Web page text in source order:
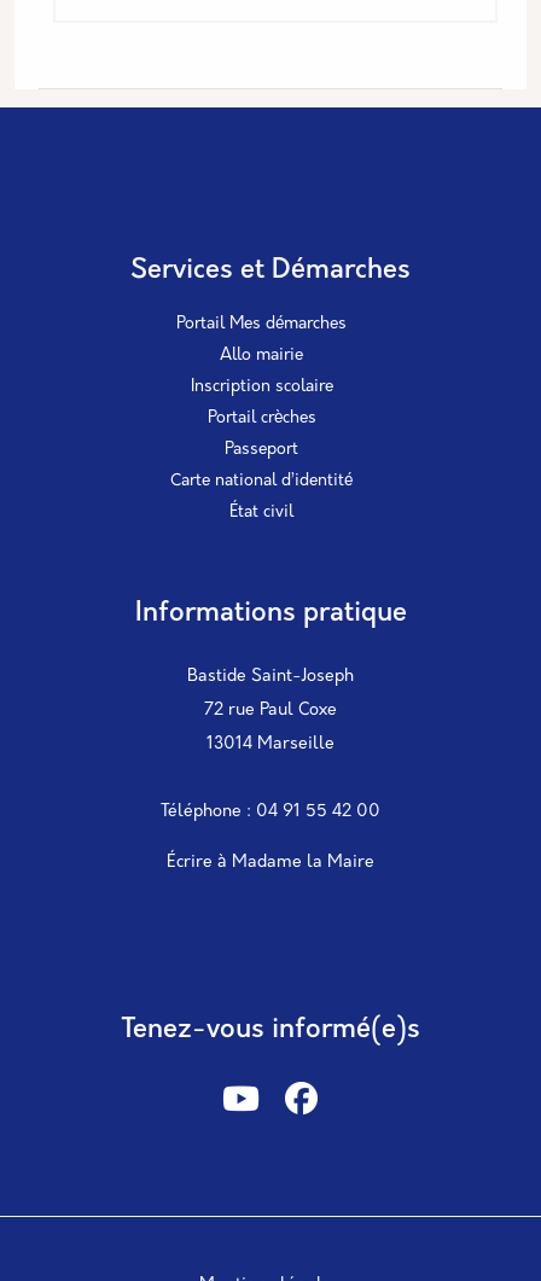
Services et Démarches
Portail Mes démarches
Allo mairie
Inscription scolaire
Portail crèches
Passeport
Carte national d’identité
État civil
Informations pratique
Bastide Saint-Joseph
72 rue Paul Coxe
13014 Marseille
Téléphone : 04 91 55 42 00
Écrire à Madame la Maire
Tenez-vous informé(e)s